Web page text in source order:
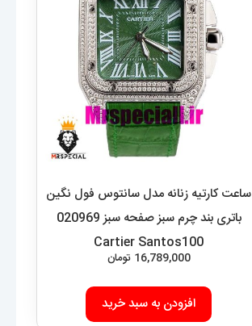
ساعت کارتیه زنانه مدل سانتوس فول نگین
باتری بند چرم سبز صفحه سبز 020969
Cartier Santos100
16,789,000 تومان
افزودن به سبد خرید